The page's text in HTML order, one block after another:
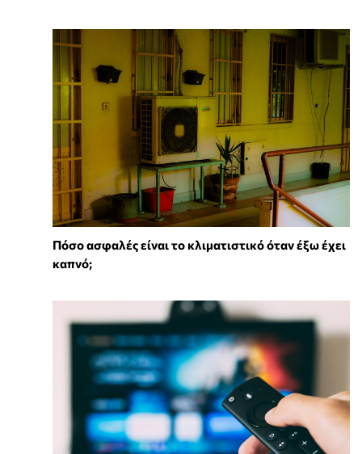
Πόσο ασφαλές είναι το κλιματιστικό όταν έξω έχει
καπνό;